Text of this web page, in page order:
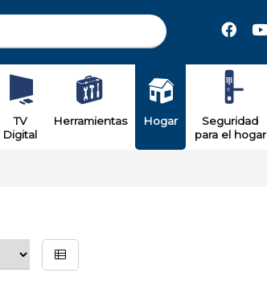
TV
Digital
Herramientas Hogar
Seguridad
para el hogar